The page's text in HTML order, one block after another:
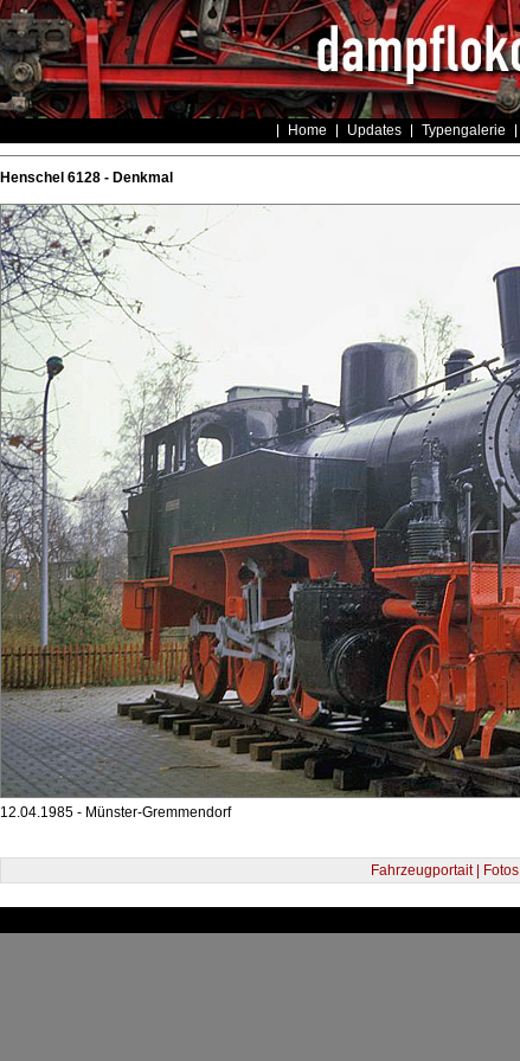
Home Updates Typengalerie
Henschel 6128 - Denkmal
12.04.1985 - Münster-Gremmendorf
Fahrzeugportait | Fotos